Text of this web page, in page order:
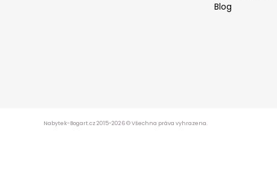
Blog
Nabytek-Bogart.cz 2015-2026 © Všechna práva vyhrazena.